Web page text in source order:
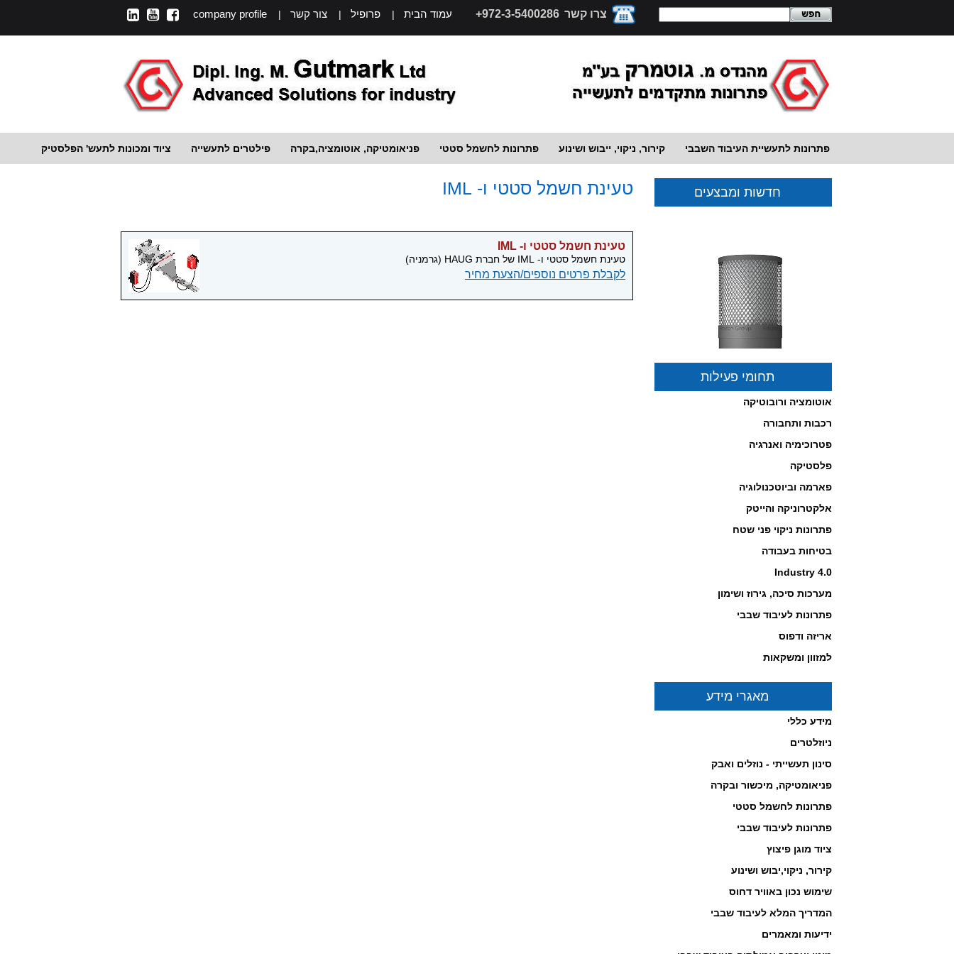
צרו קשר 972-3-5400286+ עמוד הבית | פרופיל | צור קשר |
company profile
ציוד ומכונות לתעש' הפלסטיק פילטרים לתעשייה פניאומטיקה, אוטומציה,בקרה פתרונות לחשמל סטטי קירור, ניקוי, ייבוש ושינוע פתרונות לתעשיית העיבוד השבבי
טעינת חשמל סטטי ו- IML
טעינת חשמל סטטי ו- IML
טעינת חשמל סטטי ו- IML של חברת HAUG (גרמניה)
לקבלת פרטים נוספים/הצעת מחיר
חדשות ומבצעים
פיתרון לסינון וטיהור אוויר
והמלצת משרד הבריאות!
לחץ כאן לפרטים...
במחירים תחרותיים!
לחץ כאן לפרטים...
בוכנות חשמליות מבית
NORGREN
לחץ כאן לפרטים...
-------------------------------------------------
תחומי פעילות
אוטומציה ורובוטיקה
רכבות ותחבורה
פטרוכימיה ואנרגיה
פלסטיקה
פארמה וביוטכנולוגיה
אלקטרוניקה והייטק
פתרונות ניקוי פני שטח
בטיחות בעבודה
Industry 4.0
מערכות סיכה, גירוז ושימון
פתרונות לעיבוד שבבי
אריזה ודפוס
למזוון ומשקאות
מאגרי מידע
מידע כללי
ניוזלטרים
סינון תעשייתי - נוזלים ואבק
פניאומטיקה, מיכשור ובקרה
פתרונות לחשמל סטטי
פתרונות לעיבוד שבבי
ציוד מוגן פיצוץ
קירור, ניקוי,יבוש ושינוע
שימוש נכון באוויר דחוס
המדריך המלא לעיבוד שבבי
ידיעות ומאמרים